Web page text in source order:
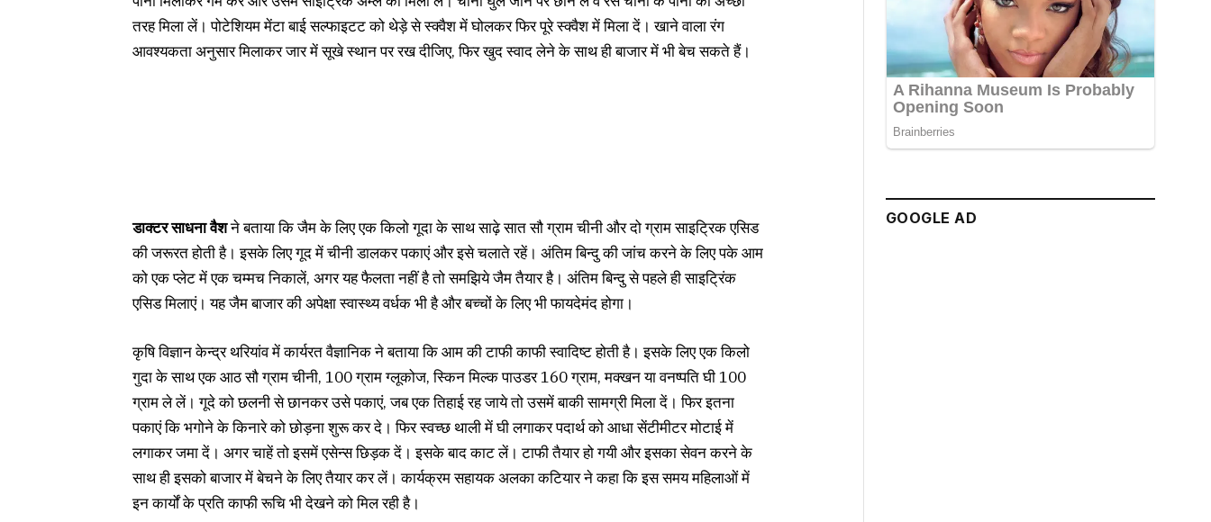
तरह मिला लें। पोटेशियम मेंटा बाई सल्फाइटट को थेड़े से स्क्वैश में घोलकर फिर पूरे स्क्वैश में मिला दें। खाने वाला रंग
आवश्यकता अनुसार मिलाकर जार में सूखे स्थान पर रख दीजिए, फिर खुद स्वाद लेने के साथ ही बाजार में भी बेच सकते हैं।
डाक्टर साधना वैशने बताया कि जैम के लिए एक किलो गूदा के साथ साढ़े सात सौ ग्राम चीनी और दो ग्राम साइट्रिक एसिड
की जरूरत होती है। इसके लिए गूद में चीनी डालकर पकाएं और इसे चलाते रहें। अंतिम बिन्दु की जांच करने के लिए पके आम
को एक प्लेट में एक चम्मच निकालें, अगर यह फैलता नहीं है तो समझिये जैम तैयार है। अंतिम बिन्दु से पहले ही साइट्रिंक
एसिड मिलाएं। यह जैम बाजार की अपेक्षा स्वास्थ्य वर्धक भी है और बच्चों के लिए भी फायदेमंद होगा।
कृषि विज्ञान केन्द्र थरियांव में कार्यरत वैज्ञानिक ने बताया कि आम की टाफी काफी स्वादिष्ट होती है। इसके लिए एक किलो
गुदा के साथ एक आठ सौ ग्राम चीनी, 100 ग्राम ग्लूकोज, स्किन मिल्क पाउडर 160 ग्राम, मक्खन या वनष्पति घी 100
ग्राम ले लें। गूदे को छलनी से छानकर उसे पकाएं, जब एक तिहाई रह जाये तो उसमें बाकी सामग्री मिला दें। फिर इतना
पकाएं कि भगोने के किनारे को छोड़ना शुरू कर दे। फिर स्वच्छ थाली में घी लगाकर पदार्थ को आधा सेंटीमीटर मोटाई में
लगाकर जमा दें। अगर चाहें तो इसमें एसेन्स छिड़क दें। इसके बाद काट लें। टाफी तैयार हो गयी और इसका सेवन करने के
साथ ही इसको बाजार में बेचने के लिए तैयार कर लें। कार्यक्रम सहायक अलका कटियार ने कहा कि इस समय महिलाओं में
इन कार्यों के प्रति काफी रूचि भी देखने को मिल रही है।
GOOGLE AD